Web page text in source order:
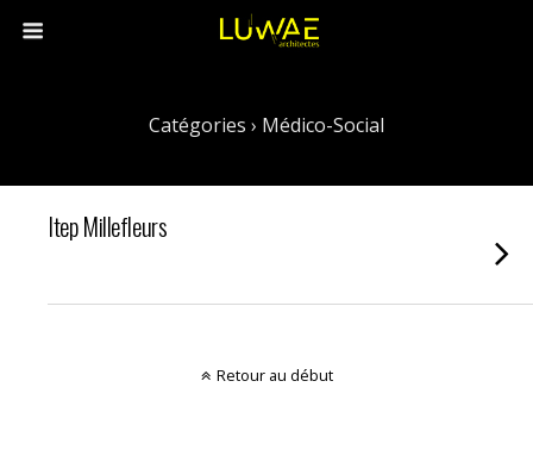
Catégories › Médico-Social
Itep Millefleurs
Retour au début